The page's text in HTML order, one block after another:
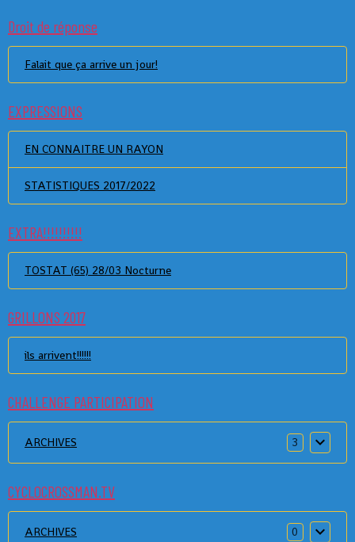
Droit de réponse
Falait que ça arrive un jour!
EXPRESSIONS
EN CONNAITRE UN RAYON
STATISTIQUES 2017/2022
EXTRA!!!!!!!!!!
TOSTAT (65) 28/03 Nocturne
GRILLONS 2017
ils arrivent!!!!!!
CHALLENGE PARTICIPATION
ARCHIVES 3
CYCLOCROSSMAN.TV
ARCHIVES 0